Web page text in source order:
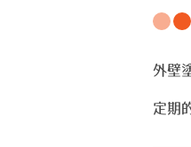
外壁
定期